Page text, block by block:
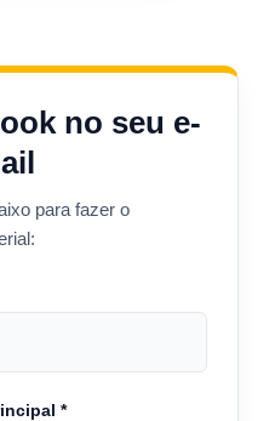
no seu e-
para fazer o
*